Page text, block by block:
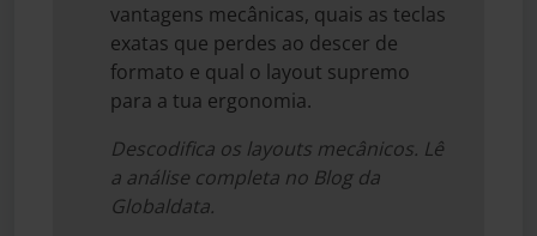
vantagens mecânicas, quais as teclas
exatas que perdes ao descer de
formato e qual o layout supremo
para a tua ergonomia.
Descodifica os layouts mecânicos. Lê
a análise completa no Blog da
Globaldata.